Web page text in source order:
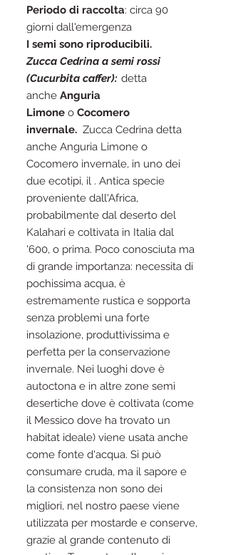
Periodo di raccolta: circa 90
giorni dall'emergenza
I semi sono riproducibili.
Zucca Cedrina a semi rossi
(Cucurbita caffer): detta
anche Anguria
Limone o Cocomero
invernale. Zucca Cedrina detta
anche Anguria Limone o
Cocomero invernale, in uno dei
due ecotipi, il . Antica specie
proveniente dall'Africa,
probabilmente dal deserto del
Kalahari e coltivata in Italia dal
'600, o prima. Poco conosciuta ma
di grande importanza: necessita di
pochissima acqua, è
estremamente rustica e sopporta
senza problemi una forte
insolazione, produttivissima e
perfetta per la conservazione
invernale. Nei luoghi dove è
autoctona e in altre zone semi
desertiche dove è coltivata (come
il Messico dove ha trovato un
habitat ideale) viene usata anche
come fonte d'acqua. Si può
consumare cruda, ma il sapore e
la consistenza non sono dei
migliori, nel nostro paese viene
utilizzata per mostarde e conserve,
grazie al grande contenuto di